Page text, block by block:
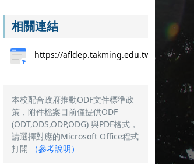
相關連結
https://afldep.takming.edu.tw/
本校配合政府推動ODF文件標準政
策，附件檔案目前僅提供ODF
(ODT,ODS,ODP,ODG) 與PDF格式，
請選擇對應的Microsoft Office程式
打開
（參考說明）